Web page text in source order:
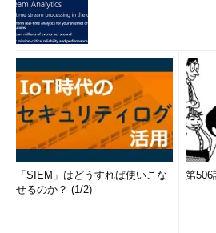
「SIEM」はどうすれば使いこな
せるのか？ (1/2)
第